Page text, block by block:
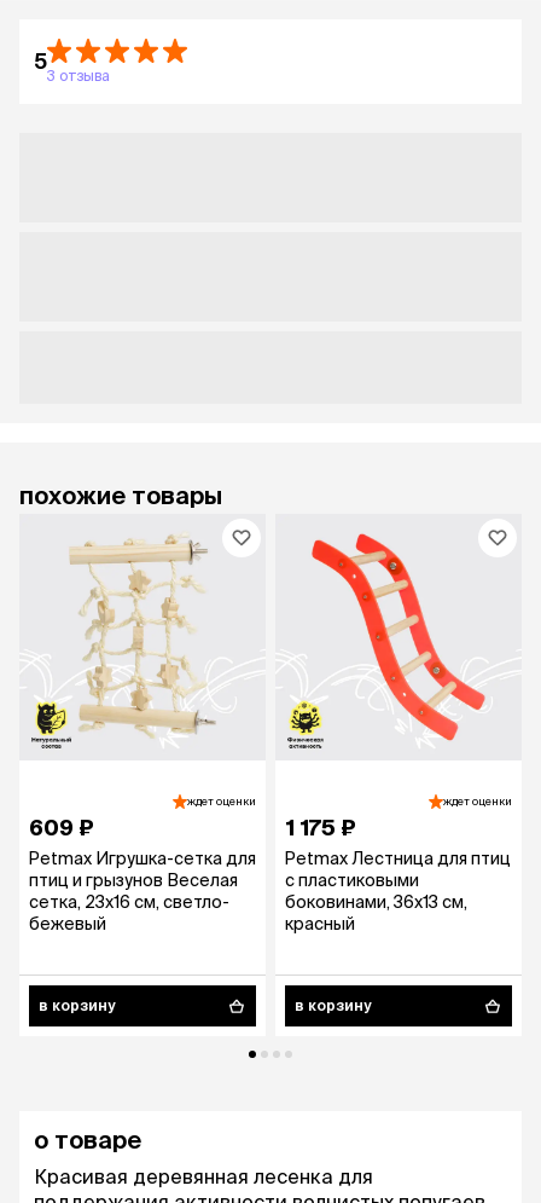
5
3 отзыва
похожие товары
ждет оценки
609 ₽
Petmax Игрушка-сетка для
птиц и грызунов Веселая
сетка, 23х16 см, светло-
бежевый
в корзину
ждет оценки
1 175 ₽
Petmax Лестница для птиц
с пластиковыми
боковинами, 36х13 см,
красный
в корзину
о товаре
Красивая деревянная лесенка для